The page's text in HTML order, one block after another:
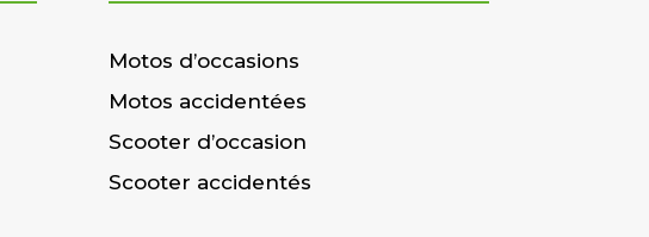
Motos d’occasions
Motos accidentées
Scooter d’occasion
Scooter accidentés